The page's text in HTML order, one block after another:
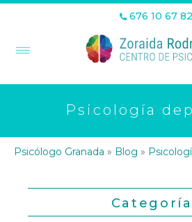
676 10 67 82
Psicología
Psicólogo Granada » Blog »